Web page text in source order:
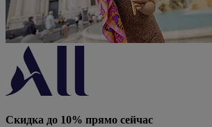
Скидка до 10% прямо сейчас